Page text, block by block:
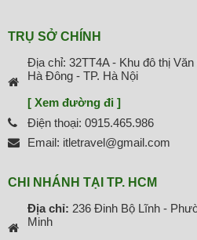
TRỤ SỞ CHÍNH
Địa chỉ: 32TT4A - Khu đô thị
Hà Đông - TP. Hà Nội
[ Xem đường đi ]
Điện thoại: 0915.465.986
Email: itletravel@gmail.com
CHI NHÁNH TẠI TP. HCM
Địa chỉ: 236 Đinh Bộ Lĩnh -
Minh